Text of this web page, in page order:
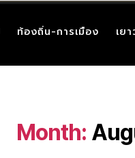
ท้องถิ่น-การเมือง เย
Month: